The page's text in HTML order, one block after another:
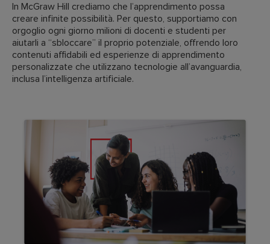
In McGraw Hill crediamo che l’apprendimento possa
creare infinite possibilità. Per questo, supportiamo con
orgoglio ogni giorno milioni di docenti e studenti per
aiutarli a “sbloccare” il proprio potenziale, offrendo loro
contenuti affidabili ed esperienze di apprendimento
personalizzate che utilizzano tecnologie all’avanguardia,
inclusa l’intelligenza artificiale.